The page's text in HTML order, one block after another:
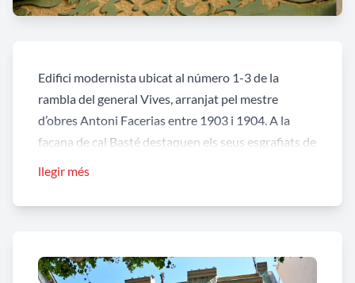
Edifici modernista ubicat al número 1-3 de la
rambla del general Vives, arranjat pel mestre
d’obres Antoni Facerias entre 1903 i 1904. A la
façana de cal Basté destaquen els seus esgrafiats de
del modernisme contraposant-se a l’esgrafiat
de temàtica floral. Una de les habitacions del
llegir més